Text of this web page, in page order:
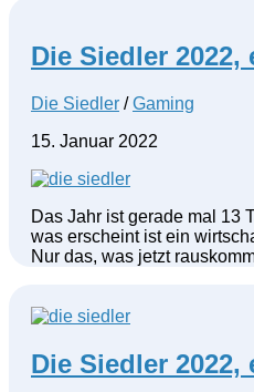
Die Siedler
Die Siedler /Gaming
15. Januar 2022
Das Jahr ist gerade mal 13
was erscheint ist ein
Nur das, was jetzt
Die Siedler